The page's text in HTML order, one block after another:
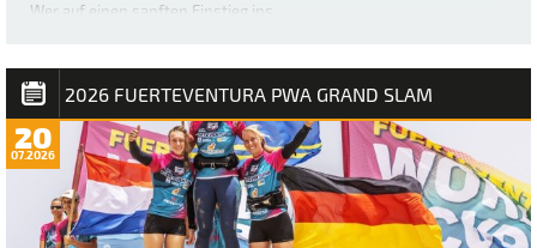
Wer auf einen sanften Einstieg ins …
2026 FUERTEVENTURA PWA GRAND SLAM
20
07.2026